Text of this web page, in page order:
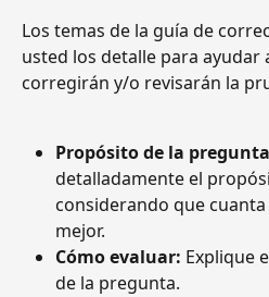
Los temas de la guía de
usted los detalle para ayudar
corregirán y/o revisarán la
Propósito de la
detalladamente el
considerando que
mejor.
Cómo evaluar: Explique
de la pregunta.